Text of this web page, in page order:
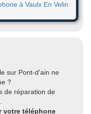
à Vaulx En Velin
sur Pont-d'ain ne
?
de réparation de
votre téléphone